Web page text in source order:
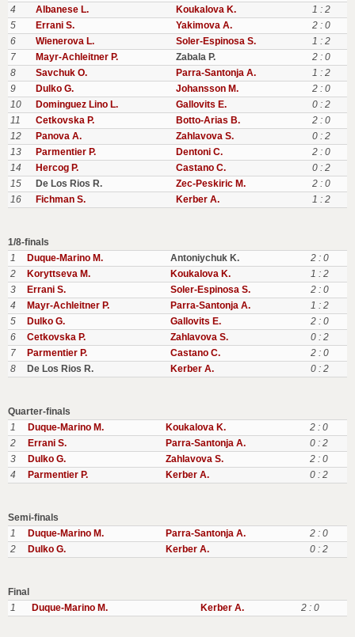
4
Albanese L. Koukalova K.
1 : 2
5
Errani S. Yakimova A.
2 : 0
6
Wienerova L. Soler-Espinosa S.
1 : 2
7
Mayr-Achleitner P. Zabala P.
2 : 0
8
Savchuk O. Parra-Santonja A.
1 : 2
9
Dulko G. Johansson M.
2 : 0
10
Dominguez Lino L. Gallovits E.
0 : 2
11
Cetkovska P. Botto-Arias B.
2 : 0
12
Panova A. Zahlavova S.
0 : 2
13
Parmentier P. Dentoni C.
2 : 0
14
Hercog P. Castano C.
0 : 2
15
De Los Rios R. Zec-Peskiric M.
2 : 0
16
Fichman S. Kerber A. 1 : 2
1/8-finals
1
Duque-Marino M. Antoniychuk K.
2 : 0
2
Koryttseva M. Koukalova K.
1 : 2
3
Errani S. Soler-Espinosa S.
2 : 0
4
Mayr-Achleitner P. Parra-Santonja A.
1 : 2
5
Dulko G. Gallovits E.
2 : 0
6
Cetkovska P. Zahlavova S.
0 : 2
7
Parmentier P. Castano C.
2 : 0
8
De Los Rios R. Kerber A. 0 : 2
Quarter-finals
1
Duque-Marino M. Koukalova K.
2 : 0
2
Errani S. Parra-Santonja A.
0 : 2
3
Dulko G. Zahlavova S.
2 : 0
4
Parmentier P. Kerber A. 0 : 2
Semi-finals
1
Duque-Marino M. Parra-Santonja A.
2 : 0
2
Dulko G. Kerber A. 0 : 2
Final
1
Duque-Marino M. Kerber A. 2 : 0